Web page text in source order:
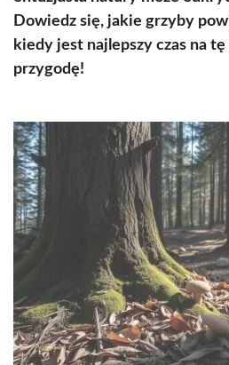
Dowiedz się, jakie grzyby
kiedy jest najlepszy czas na
przygodę!